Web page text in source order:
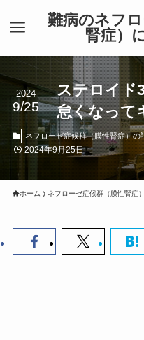
難病のネフ
腎症）
ステロイド
怠くなって
2024
9/25
ネフローゼ症候群（膜性腎症）の
2024年9月25日
ホーム ネフローゼ症候群（膜性腎症